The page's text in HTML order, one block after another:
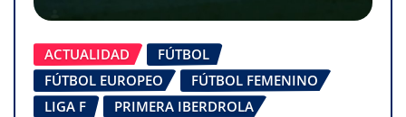
ACTUALIDAD
FÚTBOL
FÚTBOL EUROPEO
FÚTBOL FEMENINO
LIGA F
PRIMERA IBERDROLA